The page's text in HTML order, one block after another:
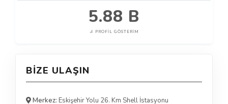
5.88 B
PROFIL GÖSTERIM
BIZE ULAŞIN
Merkez: Eskişehir Yolu 26. Km Shell İstasyonu